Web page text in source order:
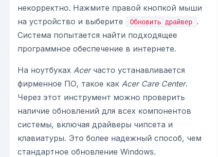
некорректно. Нажмите правой кнопкой мыши
на устройство и выберите
Обновить драйвер
.
Система попытается найти подходящее
программное обеспечение в интернете.
На ноутбуках Acerчасто устанавливается
фирменное ПО, такое как Acer Care Center.
Через этот инструмент можно проверить
наличие обновлений для всех компонентов
системы, включая драйверы чипсета и
клавиатуры. Это более надежный способ, чем
стандартное обновление Windows.